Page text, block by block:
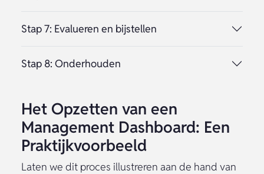
Stap 7: Evalueren en bijstellen
Stap 8: Onderhouden
Het Opzetten van een
Management Dashboard: Een
Praktijkvoorbeeld
Laten we dit proces illustreren aan de hand van